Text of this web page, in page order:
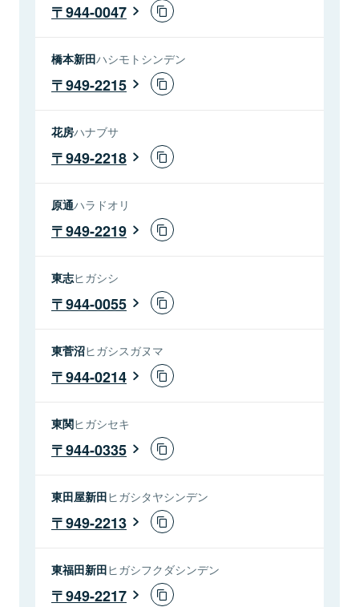
944-0047
橋本新田ハシモトシンデン
949-2215
花房ハナブサ
949-2218
原通ハラドオリ
949-2219
東志ヒガシシ
944-0055
東菅沼ヒガシスガヌマ
944-0214
東関ヒガシセキ
944-0335
東田屋新田ヒガシタヤシンデン
949-2213
東福田新田ヒガシフクダシンデン
949-2217